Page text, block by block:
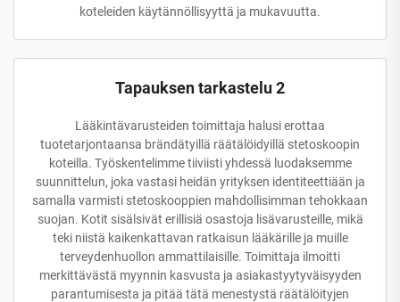
koteleiden käytännöllisyyttä ja mukavuutta.
Tapauksen tarkastelu 2
Lääkintävarusteiden toimittaja halusi erottaa
tuotetarjontaansa brändätyillä räätälöidyillä stetoskoopin
koteilla. Työskentelimme tiiviisti yhdessä luodaksemme
suunnittelun, joka vastasi heidän yrityksen identiteettiään ja
samalla varmisti stetoskooppien mahdollisimman tehokkaan
suojan. Kotit sisälsivät erillisiä osastoja lisävarusteille, mikä
teki niistä kaikenkattavan ratkaisun lääkärille ja muille
terveydenhuollon ammattilaisille. Toimittaja ilmoitti
merkittävästä myynnin kasvusta ja asiakastyytyväisyyden
parantumisesta ja pitää tätä menestystä räätälöityjen